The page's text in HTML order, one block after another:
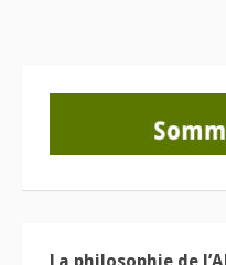
La philosophie de